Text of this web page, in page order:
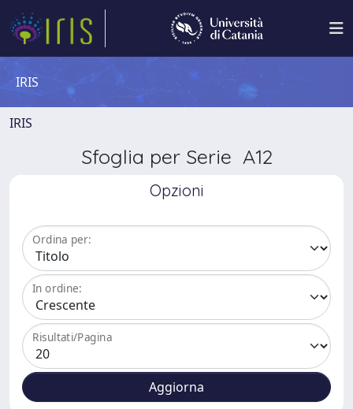
IRIS
IRIS
Sfoglia per Serie A12
Opzioni
Ordina per:
In ordine:
Risultati/Pagina